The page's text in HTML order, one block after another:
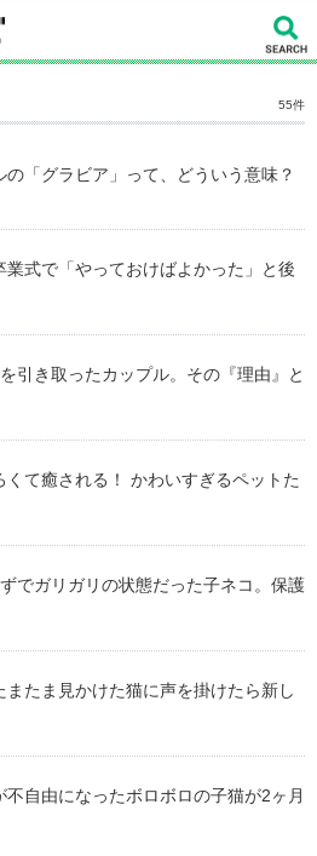
55件
の「グラビア」って、どういう意味？
業式で「やっておけばよかった」と後
引き取ったカップル。その『理由』と
くて癒される！ かわいすぎるペットた
でガリガリの状態だった子ネコ。保護
またま見かけた猫に声を掛けたら新し
不自由になったボロボロの子猫が2ヶ月